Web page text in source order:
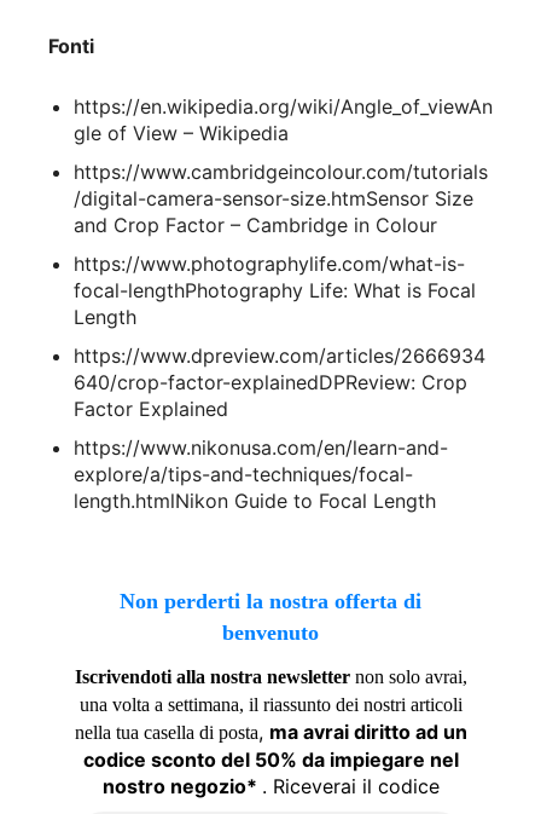
Fonti
https://en.wikipedia.org/wiki/Angle_of_viewAn
gle of View – Wikipedia
https://www.cambridgeincolour.com/tutorials
/digital-camera-sensor-size.htmSensor Size
and Crop Factor – Cambridge in Colour
https://www.photographylife.com/what-is-
focal-lengthPhotography Life: What is Focal
Length
https://www.dpreview.com/articles/2666934
640/crop-factor-explainedDPReview: Crop
Factor Explained
https://www.nikonusa.com/en/learn-and-
explore/a/tips-and-techniques/focal-
length.htmlNikon Guide to Focal Length
Non perderti la nostra offerta di
benvenuto
Iscrivendoti alla nostra newsletternon solo avrai,
una volta a settimana, il riassunto dei nostri articoli
nella tua casella di posta, ma avrai diritto ad un
codice sconto del 50% da impiegare nel
nostro negozio* . Riceverai il codice